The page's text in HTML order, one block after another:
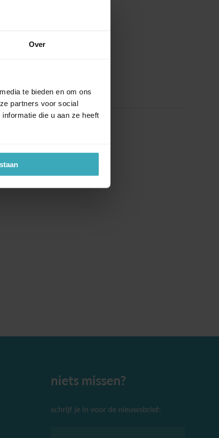
Over
te bieden en om ons
partners voor social
die u aan ze heeft
niets missen?
schrijf je in voor de nieuwsbrief: